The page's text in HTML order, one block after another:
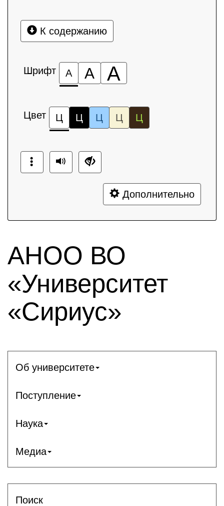
К содержанию
Шрифт А А А
Цвет Ц Ц Ц Ц Ц
Дополнительно
АНОО ВО
«Университет
«Сириус»
Об университете
Поступление
Наука
Медиа
Поиск